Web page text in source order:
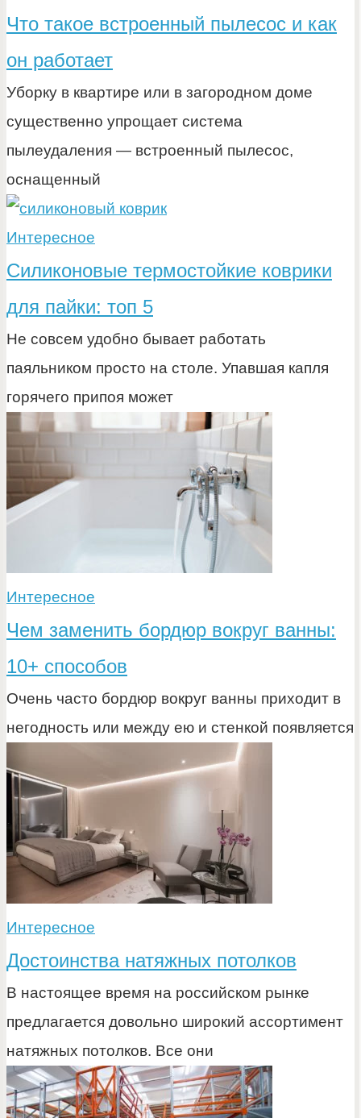
Что такое встроенный пылесос и как
он работает
Уборку в квартире или в загородном доме
существенно упрощает система
пылеудаления — встроенный пылесос,
оснащенный
Интересное
Силиконовые термостойкие коврики
для пайки: топ 5
Не совсем удобно бывает работать
паяльником просто на столе. Упавшая капля
горячего припоя может
Интересное
Чем заменить бордюр вокруг ванны:
10+ способов
Очень часто бордюр вокруг ванны приходит в
негодность или между ею и стенкой появляется
Интересное
Достоинства натяжных потолков
В настоящее время на российском рынке
предлагается довольно широкий ассортимент
натяжных потолков. Все они